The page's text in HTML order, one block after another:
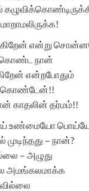
மாறாமலிருக்க!
என்று
நான்
என்றபோதும்
கொண்டேன்!!
காதலின் தர்மம்!!
உண்மையோ
– நான்?
– அழுது
அமங்கலமாக்க